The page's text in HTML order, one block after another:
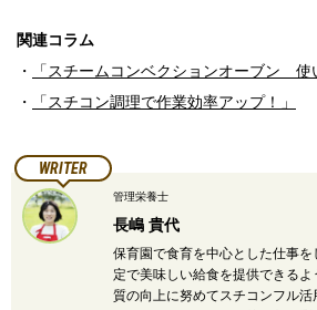
関連コラム
・
「スチームコンベクションオーブン 使
・
「スチコン調理で作業効率アップ！」
WRITER
管理栄養士
長嶋 貴代
保育園で食育を中心とした仕事
定で美味しい給食を提供できる
質の向上に努めてスチコンフル